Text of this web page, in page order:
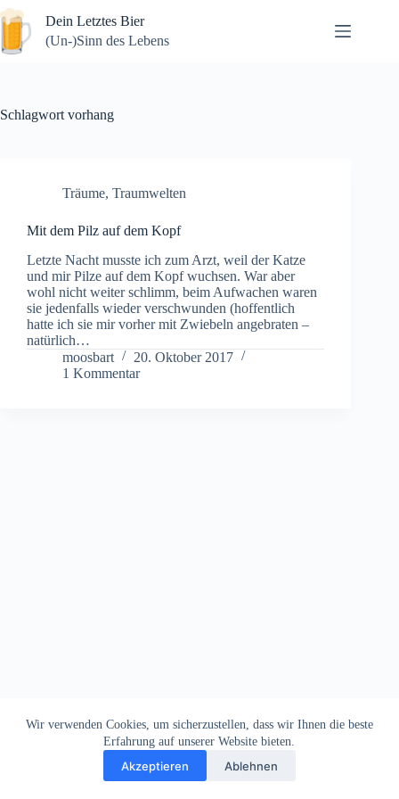
Zum
Inhalt
springen
Wir verwenden Cookies, um sicherzustellen, dass wir Ihnen die beste
Erfahrung auf unserer Website bieten.
Akzeptieren Ablehnen
Dein Letztes Bier
(Un-)Sinn des Lebens
Schlagwort vorhang
Träume, Traumwelten
Mit dem Pilz auf dem Kopf
Letzte Nacht musste ich zum Arzt, weil der Katze
und mir Pilze auf dem Kopf wuchsen. War aber
wohl nicht weiter schlimm, beim Aufwachen waren
sie jedenfalls wieder verschwunden (hoffentlich
hatte ich sie mir vorher mit Zwiebeln angebraten –
natürlich…
moosbart
20. Oktober 2017
1 Kommentar
Impressum
Datenschutz